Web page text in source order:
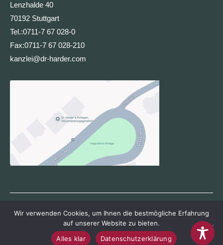
Lenzhalde 40
70192 Stuttgart
Tel.:0711-7 67 028-0
Fax:0711-7 67 028-210
kanzlei@dr-harder.com
Dr. Harder & Kollegen Steuerberatungsgesellschaft mbH · Lenzhalde
40 · 70192 Stuttgart
Wir verwenden Cookies, um Ihnen die bestmögliche Erfahrung
auf unserer Website zu bieten.
Alles klar
Datenschutzerklärung